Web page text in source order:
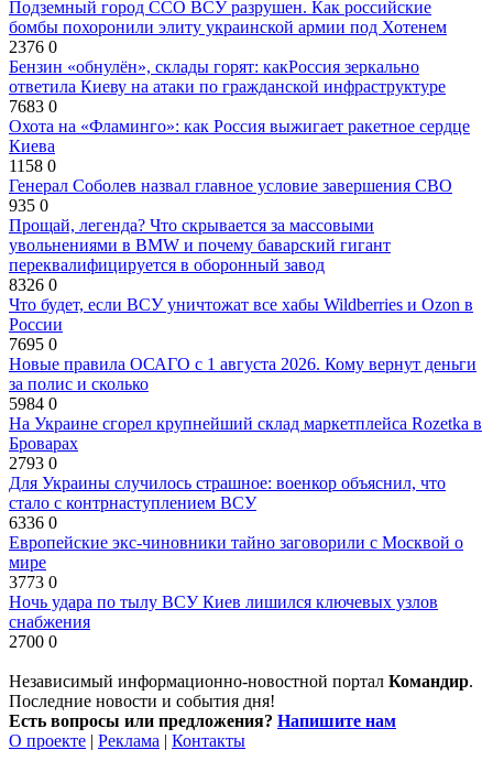
Подземный город ССО ВСУ разрушен. Как российские
бомбы похоронили элиту украинской армии под Хотенем
2376 0
Бензин «обнулён», склады горят: какРоссия зеркально
ответила Киеву на атаки по гражданской инфраструктуре
7683 0
Охота на «Фламинго»: как Россия выжигает ракетное сердце
Киева
1158 0
Генерал Соболев назвал главное условие завершения СВО
935 0
Прощай, легенда? Что скрывается за массовыми
увольнениями в BMW и почему баварский гигант
переквалифицируется в оборонный завод
8326 0
Что будет, если ВСУ уничтожат все хабы Wildberries и Ozon в
России
7695 0
Новые правила ОСАГО с 1 августа 2026. Кому вернут деньги
за полис и сколько
5984 0
На Украине сгорел крупнейший склад маркетплейса Rozetka в
Броварах
2793 0
Для Украины случилось страшное: военкор объяснил, что
стало с контрнаступлением ВСУ
6336 0
Европейские экс-чиновники тайно заговорили с Москвой о
мире
3773 0
Ночь удара по тылу ВСУ Киев лишился ключевых узлов
снабжения
2700 0
Независимый информационно-новостной портал Командир.
Последние новости и события дня!
Есть вопросы или предложения? Напишите нам
О проекте | Реклама | Контакты